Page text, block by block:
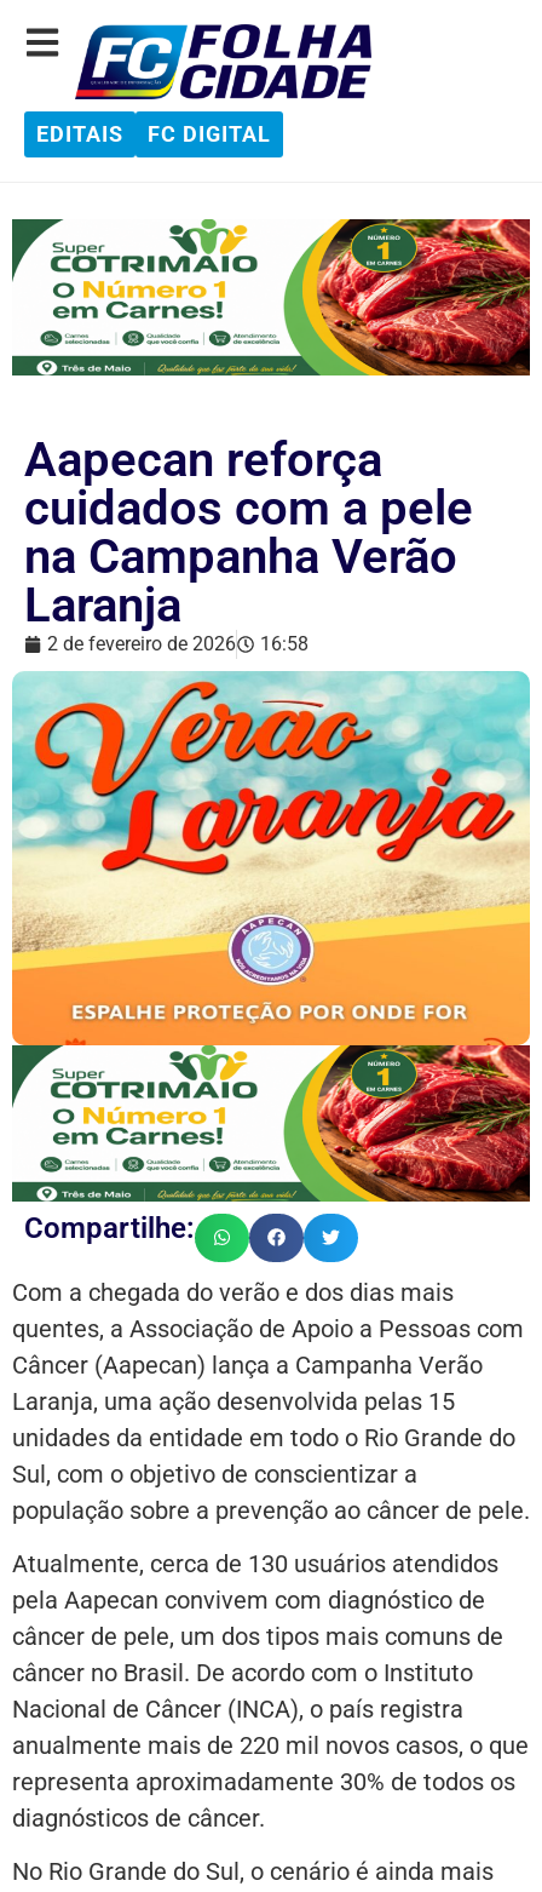
EDITAIS FC DIGITAL
Aapecan reforça
cuidados com a pele
na Campanha Verão
Laranja
2 de fevereiro de 2026 16:58
Compartilhe:
Com a chegada do verão e dos dias mais
quentes, a Associação de Apoio a Pessoas com
Câncer (Aapecan) lança a Campanha Verão
Laranja, uma ação desenvolvida pelas 15
unidades da entidade em todo o Rio Grande do
Sul, com o objetivo de conscientizar a
população sobre a prevenção ao câncer de pele.
Atualmente, cerca de 130 usuários atendidos
pela Aapecan convivem com diagnóstico de
câncer de pele, um dos tipos mais comuns de
câncer no Brasil. De acordo com o Instituto
Nacional de Câncer (INCA), o país registra
anualmente mais de 220 mil novos casos, o que
representa aproximadamente 30% de todos os
diagnósticos de câncer.
No Rio Grande do Sul, o cenário é ainda mais